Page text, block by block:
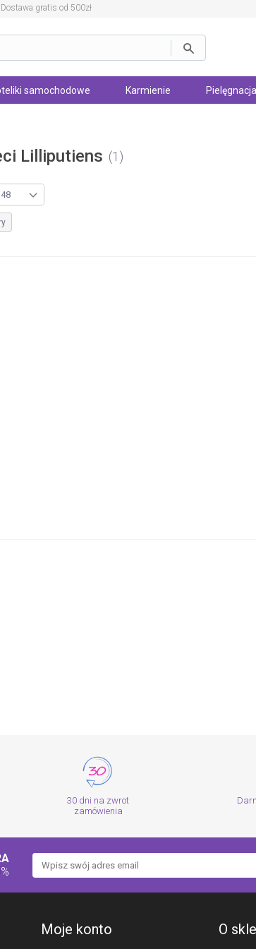
Dostawa gratis od 500zł
samochodowe Karmienie
Lilliputiens 1
30 dni na zwrot
zamówienia
Moje konto O